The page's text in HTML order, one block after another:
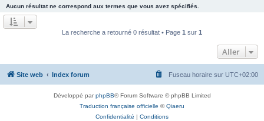
e
r
Aucun résultat ne correspond aux termes que vous avez spécifiés.
La recherche a retourné 0 résultat • Page 1 sur 1
Aller
Site web Index forum Fuseau horaire sur UTC+02:00
Développé parphpBB® Forum Software © phpBB Limited
Traduction française officielle ©Qiaeru
Confidentialité | Conditions